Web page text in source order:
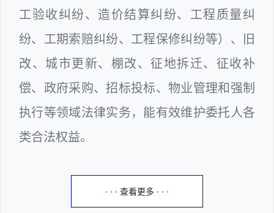
工验收纠纷、造价结算纠纷、工程质量纠
纷、工期索赔纠纷、工程保修纠纷等）、旧
改、城市更新、棚改、征地拆迁、征收补
偿、政府采购、招标投标、物业管理和强制
执行等领域法律实务，能有效维护委托人各
类合法权益。
· · · 查看更多 · · ·